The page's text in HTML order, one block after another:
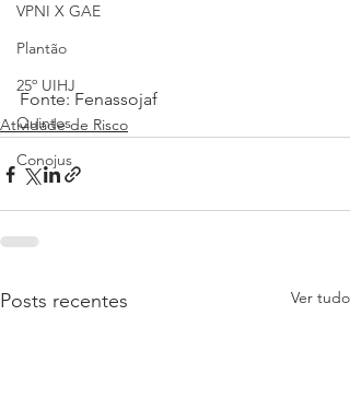
VPNI X GAE
Plantão
25º UIHJ
Quintos
Conojus
Fonte: Fenassojaf
Atividade de Risco
Posts recentes Ver tudo